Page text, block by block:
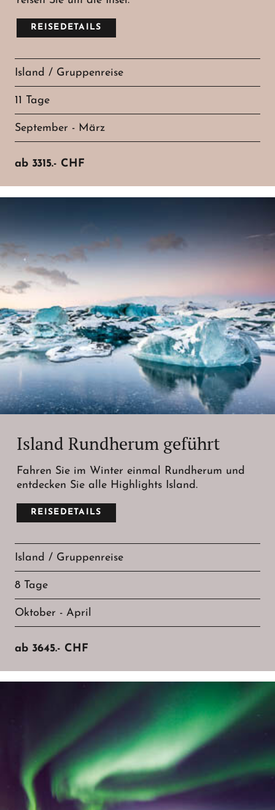
REISEDETAILS
Island / Gruppenreise
11 Tage
September - März
ab 3315.- CHF
Island Rundherum geführt
Fahren Sie im Winter einmal Rundherum und
entdecken Sie alle Highlights Island.
REISEDETAILS
Island / Gruppenreise
8 Tage
Oktober - April
ab 3645.- CHF